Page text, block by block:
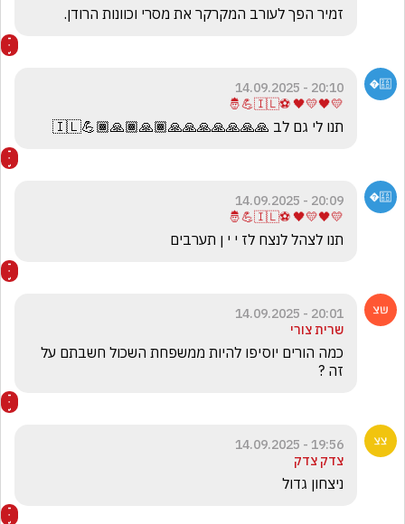
זמיר הפך לעורב המקרקר את מסרי וכוונות הרודן.
20:10 - 14.09.2025
💛🖤💛🖤 ⚽🇮🇱💪🤴
תנו לי גם לב 🙏🙏🙏🙏🙏🙏🙏🏾🙏🏾🙏🏾💪🇮🇱
20:09 - 14.09.2025
💛🖤💛🖤 ⚽🇮🇱💪🤴
תנו לצהל לנצח לז י י ן תערבים
20:01 - 14.09.2025
שרית צורי
זה ?
19:56 - 14.09.2025
צדק צדק
ניצחון גדול